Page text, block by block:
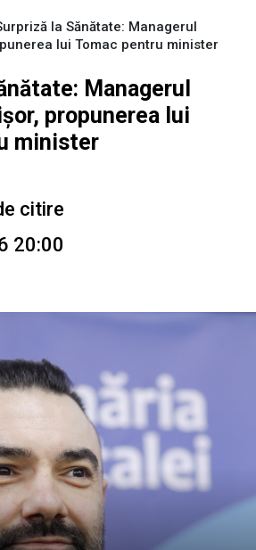
la Sănătate: Managerul
lui Tomac pentru minister
Managerul
propunerea lui
minister
citire
20:00